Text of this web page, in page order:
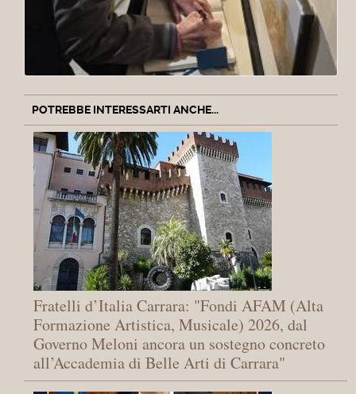
POTREBBE INTERESSARTI ANCHE...
Fratelli d’Italia Carrara: "Fondi AFAM (Alta
Formazione Artistica, Musicale) 2026, dal
Governo Meloni ancora un sostegno concreto
all’Accademia di Belle Arti di Carrara"